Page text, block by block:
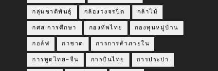
กลุ่มชาติพันธุ์ กล้องวงจรปิด กล้าไม้
กศส.การศึกษา กองทัพไทย กองทุนหมู่บ้าน
กอล์ฟ กาชาด การการค้าภายใน
การทูตไทย–จีน การบินไทย การประปา